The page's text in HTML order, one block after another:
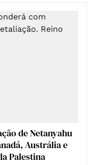
de Netanyahu
Austrália e
Palestina